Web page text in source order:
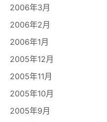
2006年3月
2006年2月
2006年1月
2005年12月
2005年11月
2005年10月
2005年9月